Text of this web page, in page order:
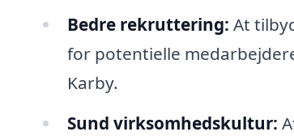
Bedre rekruttering: At
for potentielle
Karby.
Sund virksomhedskultur: